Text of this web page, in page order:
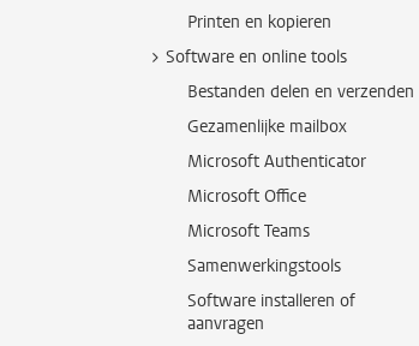
Printen en kopieren
Software en online tools
Bestanden delen en verzenden
Gezamenlijke mailbox
Microsoft Authenticator
Microsoft Office
Microsoft Teams
Samenwerkingstools
Software installeren of
aanvragen